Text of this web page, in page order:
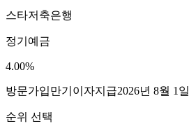
스타저축은행
정기예금
4.00%
방문가입만기이자지급2026년 8월 1일
순위 선택